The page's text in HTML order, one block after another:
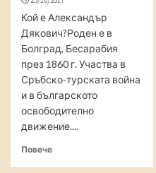
Кой е Александър
Дякович?Роден е в
Болград, Бесарабия
през 1860 г. Участва в
Сръбско-турската война
и в българското
освободително
движение....
Повече